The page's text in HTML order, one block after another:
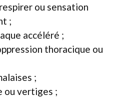
ou sensation
;
accéléré ;
thoracique ou
;
ou vertiges ;